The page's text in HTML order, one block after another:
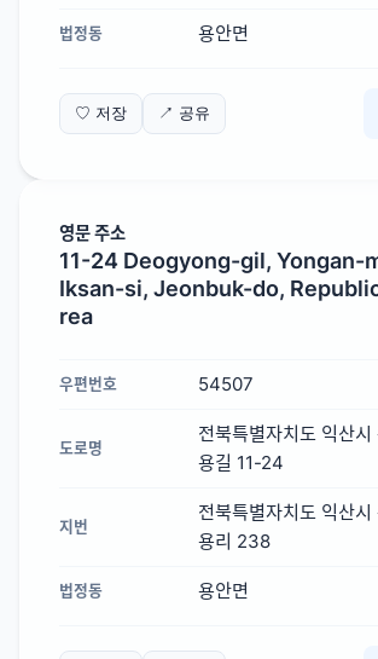
법정동 용안면
♡ 저장 ↗ 공유
영문 주소
11-24 Deogyong-gil, Yongan-
Iksan-si, Jeonbuk-do,
rea
우편번호 54507
도로명
전북특별자치도 익산시
용길 11-24
지번
전북특별자치도 익산시
용리 238
법정동 용안면